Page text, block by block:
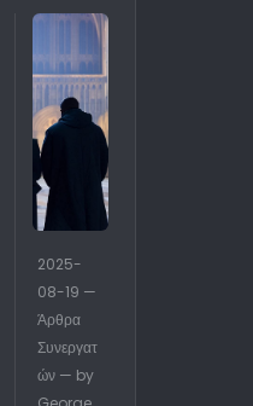
2025-
08-19 —
Άρθρα
Συνεργατ
ών — by